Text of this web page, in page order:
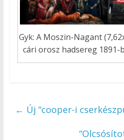
Gyk: A Moszin-Nagant
cári orosz hadsereg
← Új “cooper-i